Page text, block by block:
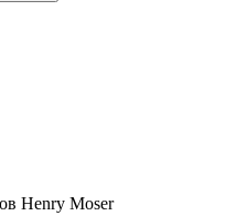
Henry Moser